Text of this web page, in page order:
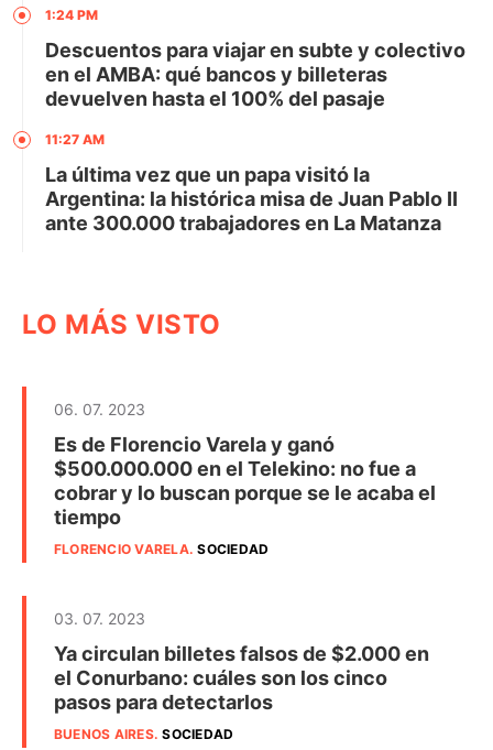
1:24 PM
Descuentos para viajar en subte y colectivo
en el AMBA: qué bancos y billeteras
devuelven hasta el 100% del pasaje
11:27 AM
La última vez que un papa visitó la
Argentina: la histórica misa de Juan Pablo II
ante 300.000 trabajadores en La Matanza
LO MÁS VISTO
06. 07. 2023
Es de Florencio Varela y ganó
$500.000.000 en el Telekino: no fue a
cobrar y lo buscan porque se le acaba el
tiempo
FLORENCIO VARELA.SOCIEDAD
03. 07. 2023
Ya circulan billetes falsos de $2.000 en
el Conurbano: cuáles son los cinco
pasos para detectarlos
BUENOS AIRES.SOCIEDAD